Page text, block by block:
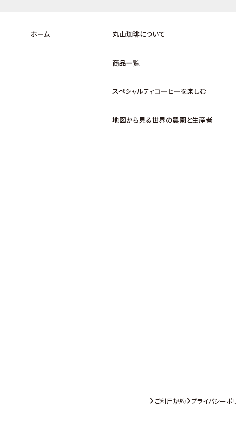
ホーム 丸山珈琲について
商品一覧
スペシャルティコーヒーを楽しむ
地図から見る世界の農園と生産者
ご利用規約 プライバシーポ